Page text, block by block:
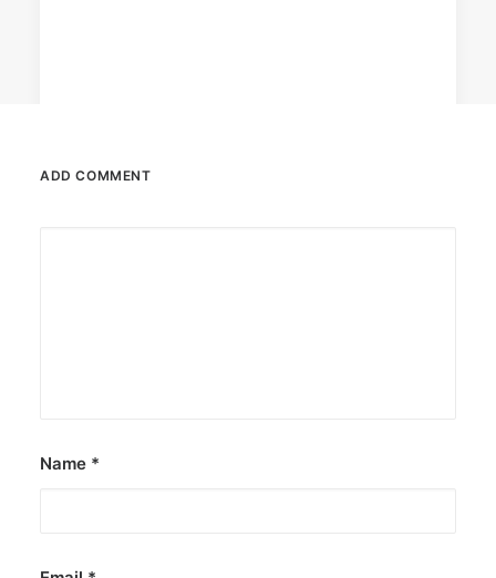
ADD COMMENT
Name *